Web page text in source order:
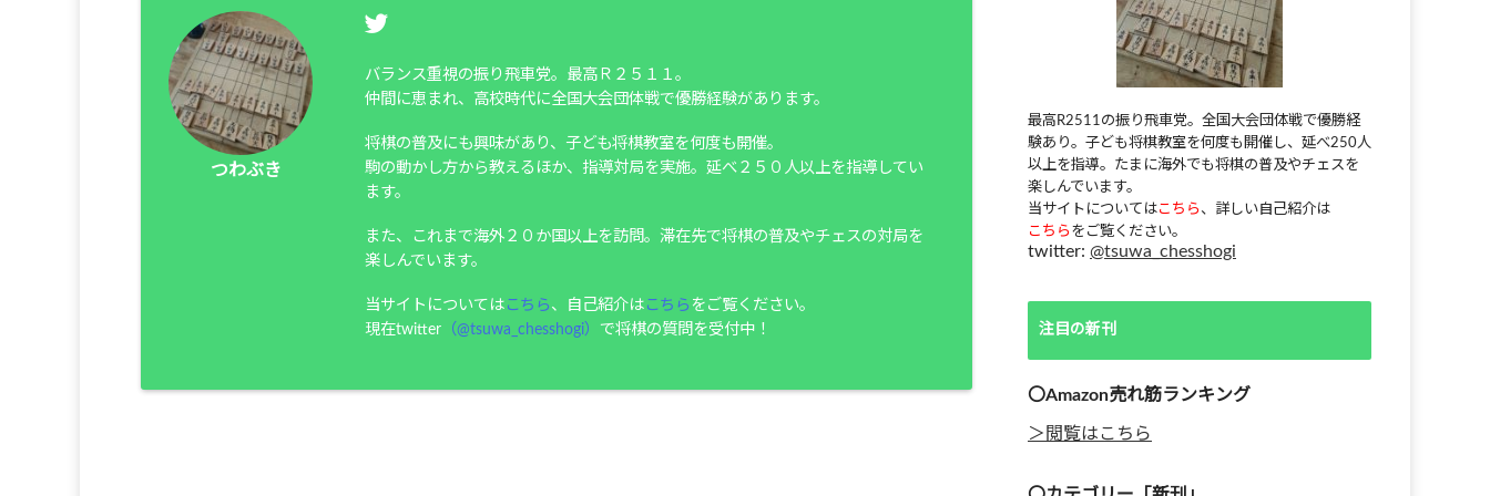
つわぶき
バランス重視の振り飛車党。最高Ｒ２５１１。
仲間に恵まれ、高校時代に全国大会団体戦で優勝経験があります。
将棋の普及にも興味があり、子ども将棋教室を何度も開催。
駒の動かし方から教えるほか、指導対局を実施。延べ２５０人以上を指導してい
ます。
また、これまで海外２０か国以上を訪問。滞在先で将棋の普及やチェスの対局を
楽しんでいます。
当サイトについては こちら 、自己紹介は こちら をご覧ください。
現在twitter （@tsuwa_chesshogi） で将棋の質問を受付中！
最高R2511の振り飛車党。全国大会団体戦で優勝経
験あり。子ども将棋教室を何度も開催し、延べ250人
以上を指導。たまに海外でも将棋の普及やチェスを
楽しんでいます。
当サイトについてはこちら 、詳しい自己紹介は
こちら をご覧ください。
twitter: @tsuwa_chesshogi
注目の新刊
〇Amazon売れ筋ランキング
＞閲覧はこちら